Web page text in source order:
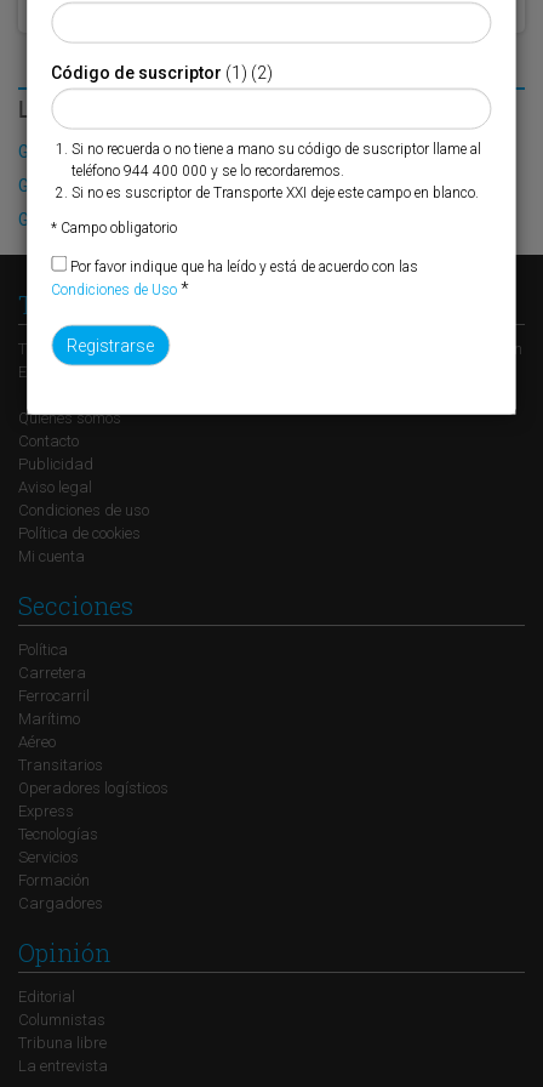
LO MÁS LEÍDO
Grupo Torralba proyecta crecer en Carboneras
García Munté apuesta por Avilés
Grúas Vallarín se refuerza
Transporte XXI
Transporte XXI es el periódico de referencia del transporte y la logística en
España, perteneciente al Grupo XXI de Comunicación Empresarial.
Quienes somos
Contacto
Publicidad
Aviso legal
Condiciones de uso
Política de cookies
Mi cuenta
Secciones
Política
Carretera
Ferrocarril
Marítimo
Aéreo
Transitarios
Operadores logísticos
Express
Tecnologías
Servicios
Formación
Cargadores
Opinión
Editorial
Columnistas
Tribuna libre
La entrevista
Código de suscriptor (1) (2)
Si no recuerda o no tiene a mano su código de suscriptor llame al
teléfono 944 400 000 y se lo recordaremos.
Si no es suscriptor de Transporte XXI deje este campo en blanco.
* Campo obligatorio
Por favor indique que ha leído y está de acuerdo con las
Condiciones de Uso *